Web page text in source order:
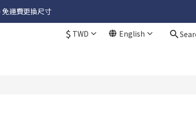
運費更換尺寸
$ TWD English